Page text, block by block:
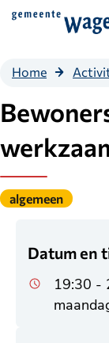
Direct
content
Home
Gepubliceerd
categorie:
algemeen
Datum en
19:30 -